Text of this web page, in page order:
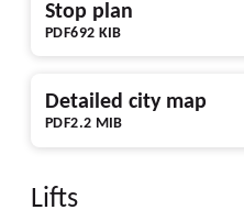
PDF692 KIB
Stop plan
PDF2.2 MIB
Detailed city map
Lifts